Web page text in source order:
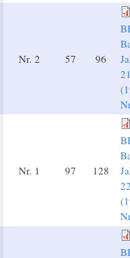
Nr. 2 57 96
Nr. 1 97 128